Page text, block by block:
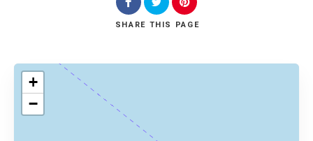
SHARE THIS PAGE
+
−